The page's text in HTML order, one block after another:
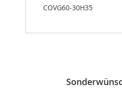
COVG60-30H35